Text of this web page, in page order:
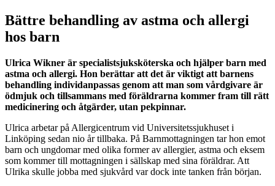
Bättre behandling av astma och allergi
hos barn
Ulrica Wikner är specialistsjuksköterska och hjälper barn med
astma och allergi. Hon berättar att det är viktigt att barnens
behandling individanpassas genom att man som vårdgivare är
ödmjuk och tillsammans med föräldrarna kommer fram till rätt
medicinering och åtgärder, utan pekpinnar.
Ulrica arbetar på Allergicentrum vid Universitetssjukhuset i
Linköping​ sedan nio år tillbaka. På Barnmottagningen tar hon emot
barn och ungdomar med olika former av allergier, astma och eksem
som kommer till mottagningen i sällskap med sina föräldrar. Att
Ulrika skulle jobba med sjukvård var dock inte tanken från början.